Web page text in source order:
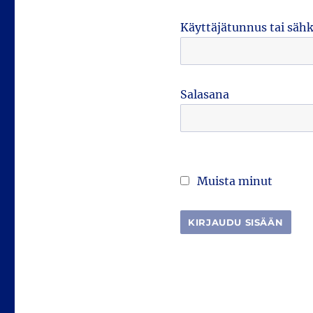
Käyttäjätunnus tai
Salasana
Muista minut